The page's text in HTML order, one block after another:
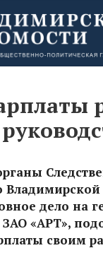
дело на
«АРТ»,
своим